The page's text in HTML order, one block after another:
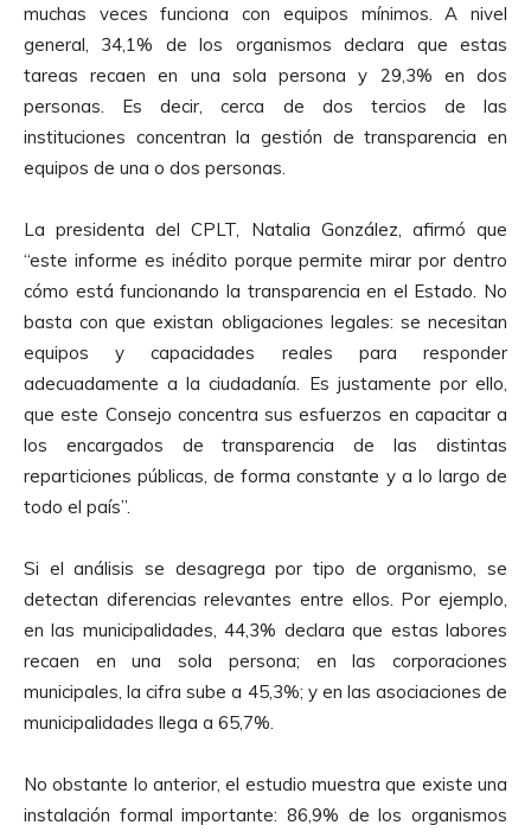
muchas veces funciona con equipos mínimos. A nivel
general, 34,1% de los organismos declara que estas
tareas recaen en una sola persona y 29,3% en dos
personas. Es decir, cerca de dos tercios de las
instituciones concentran la gestión de transparencia en
equipos de una o dos personas.
La presidenta del CPLT, Natalia González, afirmó que
“este informe es inédito porque permite mirar por dentro
cómo está funcionando la transparencia en el Estado. No
basta con que existan obligaciones legales: se necesitan
equipos y capacidades reales para responder
adecuadamente a la ciudadanía. Es justamente por ello,
que este Consejo concentra sus esfuerzos en capacitar a
los encargados de transparencia de las distintas
reparticiones públicas, de forma constante y a lo largo de
todo el país”.
Si el análisis se desagrega por tipo de organismo, se
detectan diferencias relevantes entre ellos. Por ejemplo,
en las municipalidades, 44,3% declara que estas labores
recaen en una sola persona; en las corporaciones
municipales, la cifra sube a 45,3%; y en las asociaciones de
municipalidades llega a 65,7%.
No obstante lo anterior, el estudio muestra que existe una
instalación formal importante: 86,9% de los organismos